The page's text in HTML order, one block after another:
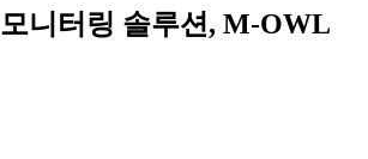
모니터링 솔루션, M-OWL